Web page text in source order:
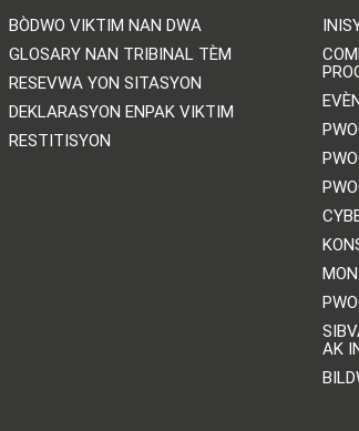
BÒDWO VIKTIM NAN DWA
GLOSARY NAN TRIBINAL TÈM
RESEVWA YON SITASYON
DEKLARASYON ENPAK VIKTIM
RESTITISYON
AK